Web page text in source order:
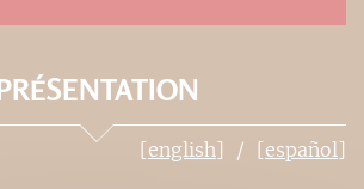
[english] [español]